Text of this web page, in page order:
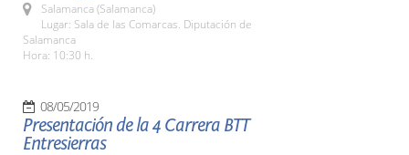
Salamanca (Salamanca)
Lugar: Sala de las Comarcas. Diputación de
Salamanca
Hora: 10:30 h.
08/05/2019
Presentación de la 4 Carrera BTT
Entresierras